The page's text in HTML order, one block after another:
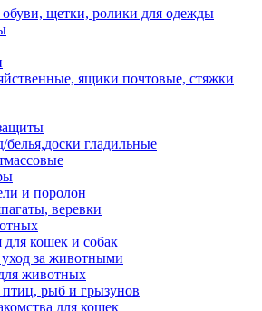
щетки, ролики для одежды
ящики почтовые, стяжки
гладильные
и поролон
веревки
кошек и собак
за животными
животных
рыб и грызунов
для кошек